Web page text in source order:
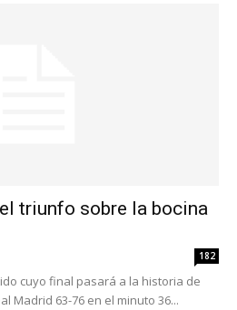
triunfo sobre la bocina
182
cuyo final pasará a la historia de
Madrid 63-76 en el minuto 36...